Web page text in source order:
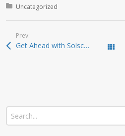
Posted in:
Uncategorized
Prev:
Get Ahead with Solscan: The Ultimate Crypto Tool